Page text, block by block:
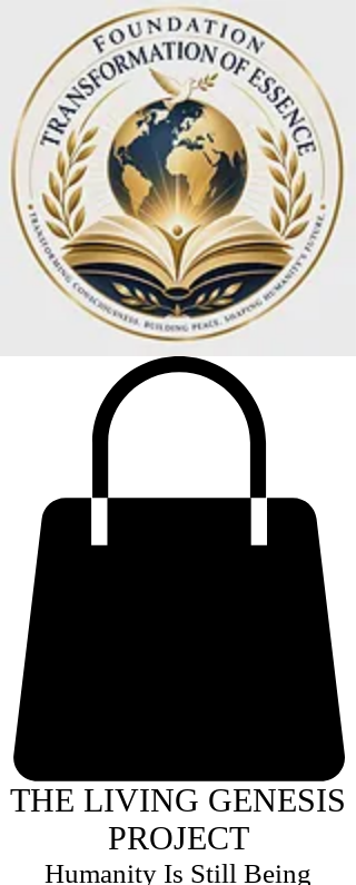
THE LIVING GENESIS
PROJECT
Humanity Is Still Being